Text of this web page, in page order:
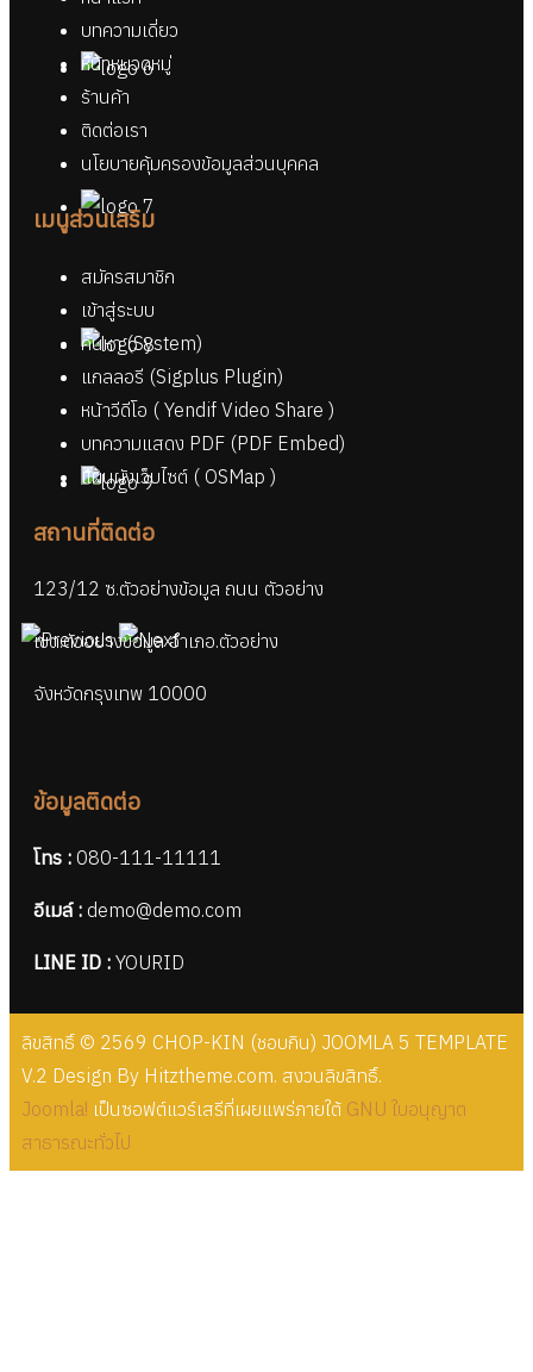
บทความเดี่ยว
หน้าหมวดหมู่
ร้านค้า
ติดต่อเรา
นโยบายคุ้มครองข้อมูลส่วนบุคคล
เมนูส่วนเสริม
สมัครสมาชิก
เข้าสู่ระบบ
ค้นหา (System)
แกลลอรี (Sigplus Plugin)
หน้าวีดีโอ ( Yendif Video Share )
บทความแสดง PDF (PDF Embed)
แผนผังเว็บไซต์ ( OSMap )
สถานที่ติดต่อ
123/12 ซ.ตัวอย่างข้อมูล ถนน ตัวอย่าง
เขต.ตัวอย่างข้อมูล อำเภอ.ตัวอย่าง
จังหวัดกรุงเทพ 10000
ข้อมูลติดต่อ
โทร : 080-111-11111
อีเมล์ : demo@demo.com
LINE ID : YOURID
ลิขสิทธิ์ © 2569 CHOP-KIN (ชอบกิน) JOOMLA 5 TEMPLATE
V.2 Design By Hitztheme.com. สงวนลิขสิทธิ์.
Joomla! เป็นซอฟต์แวร์เสรีที่เผยแพร่ภายใต้ GNU ใบอนุญาต
สาธารณะทั่วไป